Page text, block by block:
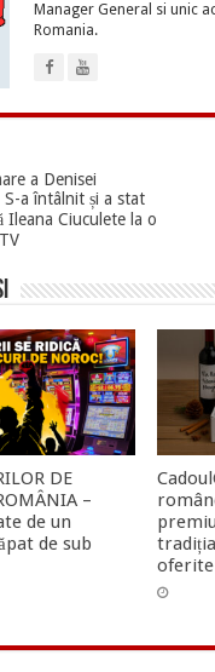
Manager General si unic
Romania.
a Denisei
S-a întâlnit și a stat
Ileana Ciuculete la o
DE
–
de un
de sub
oferite